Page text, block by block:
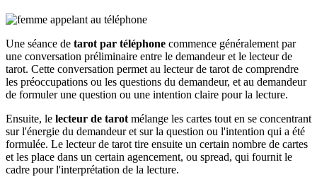
Une séance de tarot par téléphone commence généralement par
une conversation préliminaire entre le demandeur et le lecteur de
tarot. Cette conversation permet au lecteur de tarot de comprendre
les préoccupations ou les questions du demandeur, et au demandeur
de formuler une question ou une intention claire pour la lecture.
Ensuite, le lecteur de tarot mélange les cartes tout en se concentrant
sur l'énergie du demandeur et sur la question ou l'intention qui a été
formulée. Le lecteur de tarot tire ensuite un certain nombre de cartes
et les place dans un certain agencement, ou spread, qui fournit le
cadre pour l'interprétation de la lecture.